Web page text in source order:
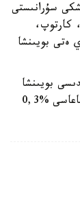
سۇرانىستى
كارتوپ،
ەتى بويىنشا
بويىنشا
الەۋمەتتىك ماڭىزى بار ازىق-تۇلىك تاۋارلارىنىڭ باعاسى %0,3